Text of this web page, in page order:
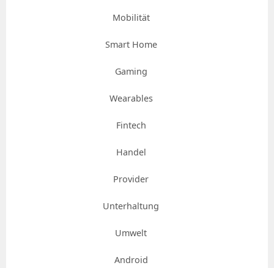
Mobilität
Smart Home
Gaming
Wearables
Fintech
Handel
Provider
Unterhaltung
Umwelt
Android